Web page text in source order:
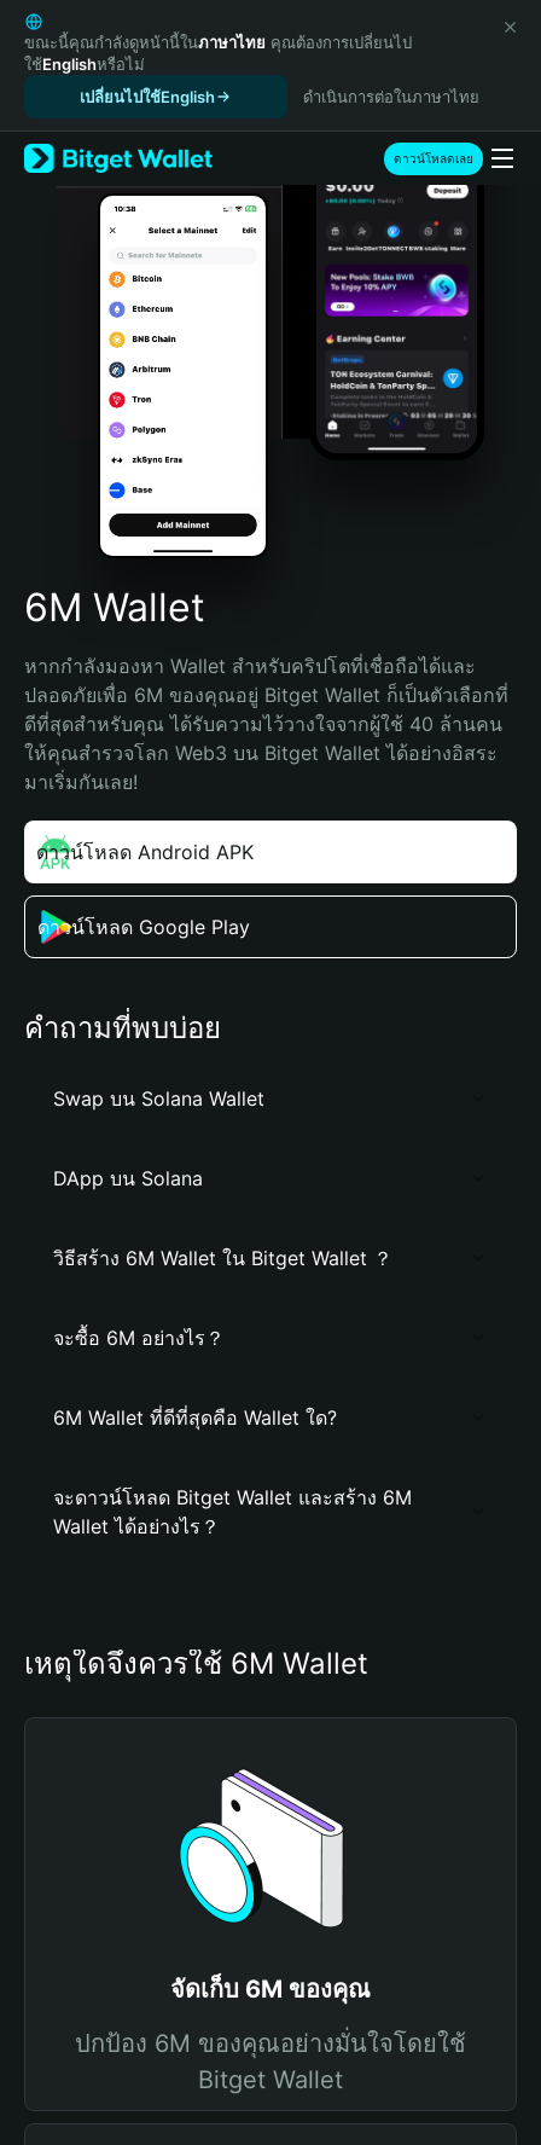
English
日本語
Tiếng Việt
Español (Latinoamérica)
Türkçe
Italiano
Português (Portugal)
Bahasa Indonesia
Português (Brasil)
Español (Argentina)
ขณะนี้คุณกำลังดูหน้านี้ในภาษาไทย คุณต้องการเปลี่ยนไป
ใช้Englishหรือไม่
เปลี่ยนไปใช้English
ดำเนินการต่อในภาษาไทย
ดาวน์โหลดเลย
6M Wallet
หากกำลังมองหา Wallet สำหรับคริปโตที่เชื่อถือได้และ
ปลอดภัยเพื่อ 6M ของคุณอยู่ Bitget Wallet ก็เป็นตัวเลือกที่
ดีที่สุดสำหรับคุณ ได้รับความไว้วางใจจากผู้ใช้ 40 ล้านคน
ให้คุณสำรวจโลก Web3 บน Bitget Wallet ได้อย่างอิสระ
มาเริ่มกันเลย!
ดาวน์โหลด Android APK
ดาวน์โหลด Google Play
คำถามที่พบบ่อย
Swap บน Solana Wallet
DApp บน Solana
วิธีสร้าง 6M Wallet ใน Bitget Wallet ？
จะซื้อ 6M อย่างไร？
6M Wallet ที่ดีที่สุดคือ Wallet ใด?
จะดาวน์โหลด Bitget Wallet และสร้าง 6M
Wallet ได้อย่างไร？
เหตุใดจึงควรใช้ 6M Wallet
จัดเก็บ 6M ของคุณ
ปกป้อง 6M ของคุณอย่างมั่นใจโดยใช้
Bitget Wallet